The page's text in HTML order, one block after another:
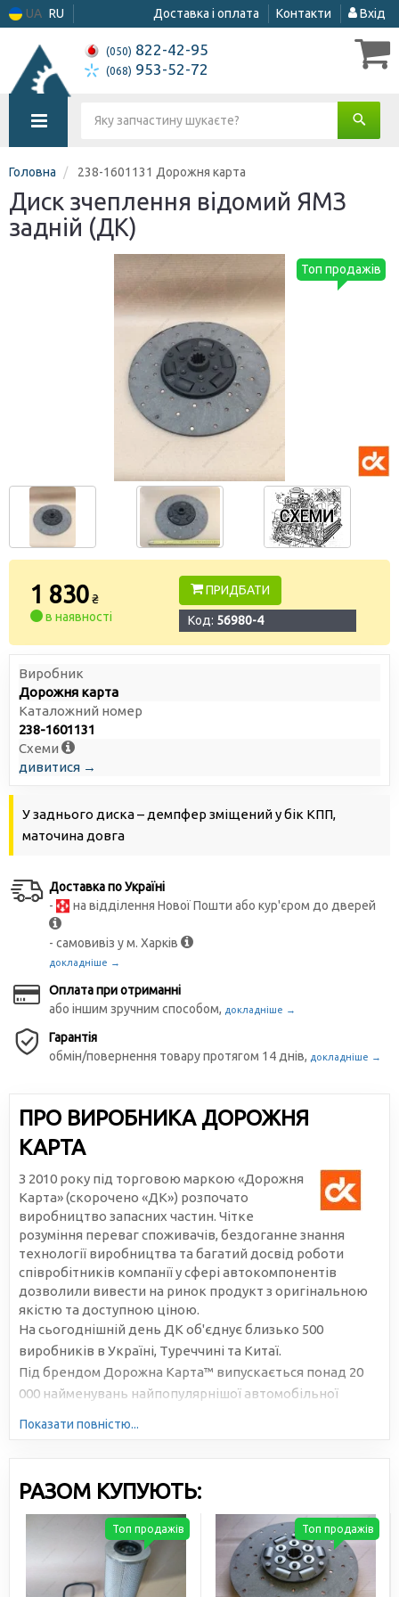
UA RU Доставка і оплата Контакти Вхід
(050) 822-42-95
(068) 953-52-72
Головна 238-1601131 Дорожня карта
Диск зчеплення відомий ЯМЗ
задній (ДК)
Топ продажів
1 830₴
в наявності
ПРИДБАТИ
Код: 56980-4
Виробник
Дорожня карта
Каталожний номер
238-1601131
Схеми
дивитися →
У заднього диска – демпфер зміщений у бік КПП,
маточина довга
Доставка по Україні
-
на відділення Нової Пошти або кур'єром до дверей
- самовивіз у м. Харків
докладніше →
Оплата при отриманні
або іншим зручним способом, докладніше →
Гарантія
обмін/повернення товару протягом 14 днів, докладніше →
ПРО ВИРОБНИКА ДОРОЖНЯ
КАРТА
З 2010 року під торговою маркою «Дорожня
Карта» (скорочено «ДК») розпочато
виробництво запасних частин. Чітке
розуміння переваг споживачів, бездоганне знання
технології виробництва та багатий досвід роботи
співробітників компанії у сфері автокомпонентів
дозволили вивести на ринок продукт з оригінальною
якістю та доступною ціною.
На сьогоднішній день ДК об'єднує близько 500
виробників в Україні, Туреччині та Китаї.
Під брендом Дорожна Карта™ випускається понад 20
000 найменувань найпопулярнішої автомобільної
Показати повністю...
РАЗОМ КУПУЮТЬ:
Топ продажів Топ продажів